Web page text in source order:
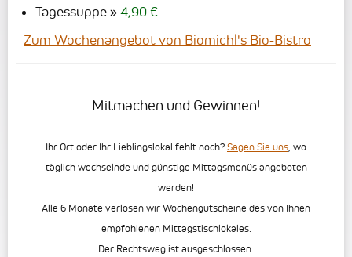
Tagessuppe
4,90 €
Zum Wochenangebot von Biomichl's Bio-Bistro
Mitmachen und Gewinnen!
Ihr Ort oder Ihr Lieblingslokal fehlt noch? Sagen Sie uns , wo
täglich wechselnde und günstige Mittagsmenüs angeboten
werden!
Alle 6 Monate verlosen wir Wochengutscheine des von Ihnen
empfohlenen Mittagstischlokales.
Der Rechtsweg ist ausgeschlossen.